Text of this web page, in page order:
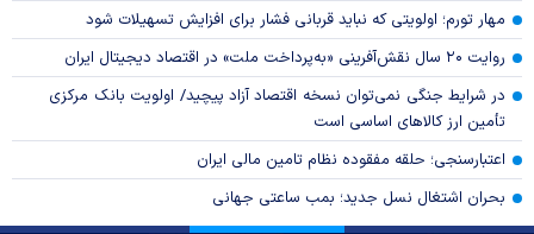
مهار تورم؛ اولویتی که نباید قربانی فشار برای افزایش تسهیلات شود
روایت ۲۰ سال نقش‌آفرینی «به‌پرداخت ملت» در اقتصاد دیجیتال ایران
در شرایط جنگی نمی‌توان نسخه اقتصاد آزاد پیچید/ اولویت بانک مرکزی
تأمین ارز کالا‌های اساسی است
اعتبارسنجی؛ حلقه مفقوده نظام تامین مالی ایران
بحران اشتغال نسل جدید؛ بمب ساعتی جهانی